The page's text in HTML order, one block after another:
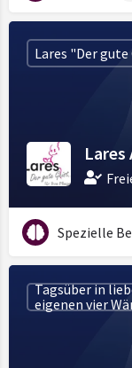
Lares "Der
Spezielle
Tagsüber in
eigenen vier